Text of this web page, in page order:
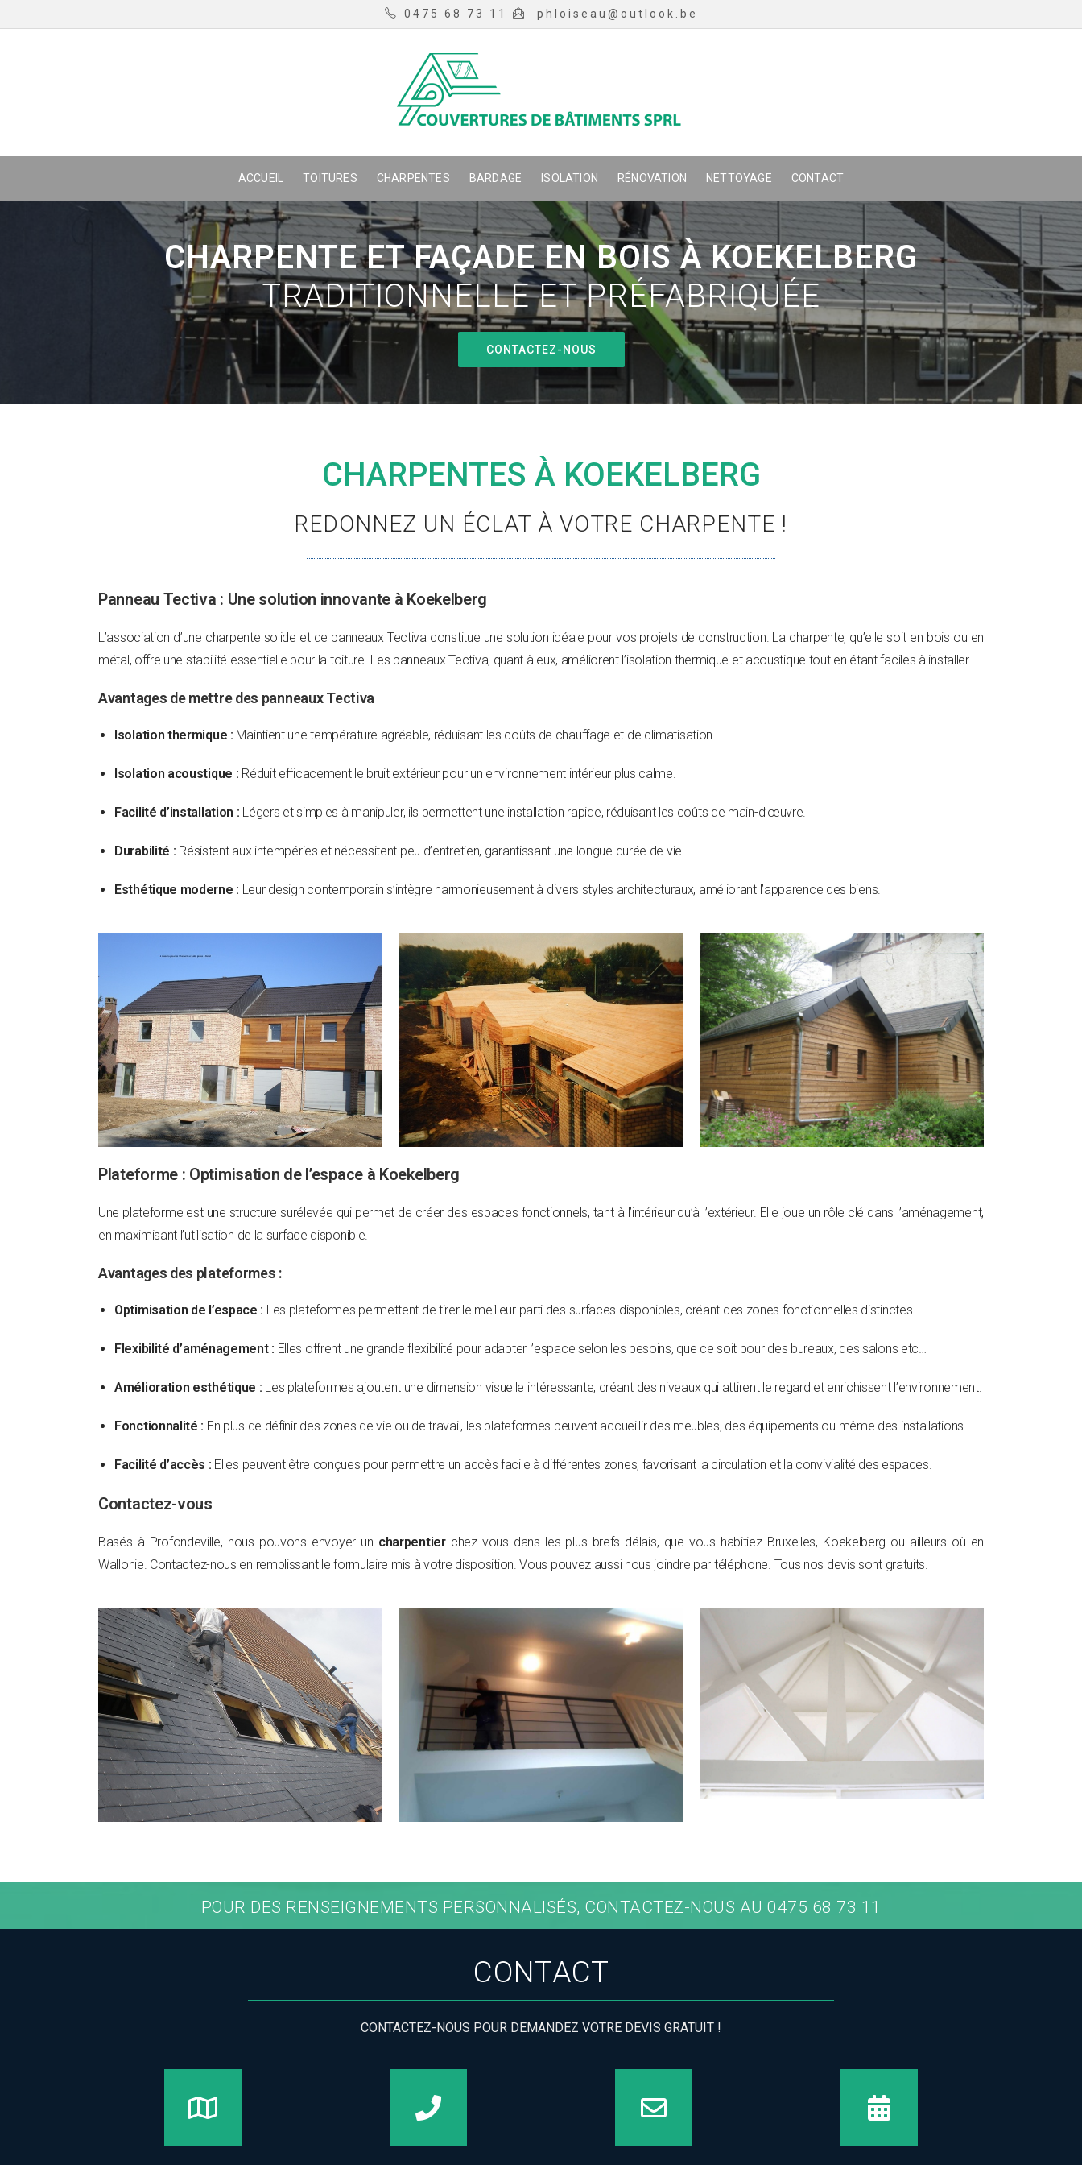
0475 68 73 11 phloiseau@outlook.be
ACCUEIL TOITURES CHARPENTES BARDAGE ISOLATION RÉNOVATION NETTOYAGE CONTACT
CHARPENTE ET FAÇADE EN BOIS À KOEKELBERG
TRADITIONNELLE ET PRÉFABRIQUÉE
CONTACTEZ-NOUS
CHARPENTES À KOEKELBERG
REDONNEZ UN ÉCLAT À VOTRE CHARPENTE !
Panneau Tectiva : Une solution innovante à Koekelberg
L’association d’une charpente solide et de panneaux Tectiva constitue une solution idéale pour vos projets de construction. La charpente, qu’elle soit en bois ou en
métal, offre une stabilité essentielle pour la toiture. Les panneaux Tectiva, quant à eux, améliorent l’isolation thermique et acoustique tout en étant faciles à installer.
Avantages de mettre des panneaux Tectiva
Isolation thermique : Maintient une température agréable, réduisant les coûts de chauffage et de climatisation.
Isolation acoustique : Réduit efficacement le bruit extérieur pour un environnement intérieur plus calme.
Facilité d’installation : Légers et simples à manipuler, ils permettent une installation rapide, réduisant les coûts de main-d’œuvre.
Durabilité : Résistent aux intempéries et nécessitent peu d’entretien, garantissant une longue durée de vie.
Esthétique moderne : Leur design contemporain s’intègre harmonieusement à divers styles architecturaux, améliorant l’apparence des biens.
Plateforme : Optimisation de l’espace à Koekelberg
Une plateforme est une structure surélevée qui permet de créer des espaces fonctionnels, tant à l’intérieur qu’à l’extérieur. Elle joue un rôle clé dans l’aménagement,
en maximisant l’utilisation de la surface disponible.
Avantages des plateformes :
Optimisation de l’espace : Les plateformes permettent de tirer le meilleur parti des surfaces disponibles, créant des zones fonctionnelles distinctes.
Flexibilité d’aménagement : Elles offrent une grande flexibilité pour adapter l’espace selon les besoins, que ce soit pour des bureaux, des salons etc…
Amélioration esthétique : Les plateformes ajoutent une dimension visuelle intéressante, créant des niveaux qui attirent le regard et enrichissent l’environnement.
Fonctionnalité : En plus de définir des zones de vie ou de travail, les plateformes peuvent accueillir des meubles, des équipements ou même des installations.
Facilité d’accès : Elles peuvent être conçues pour permettre un accès facile à différentes zones, favorisant la circulation et la convivialité des espaces.
Contactez-vous
Basés à Profondeville, nous pouvons envoyer un charpentierchez vous dans les plus brefs délais, que vous habitiez Bruxelles, Koekelberg ou ailleurs où en
Wallonie. Contactez-nous en remplissant le formulaire mis à votre disposition. Vous pouvez aussi nous joindre par téléphone. Tous nos devis sont gratuits.
POUR DES RENSEIGNEMENTS PERSONNALISÉS, CONTACTEZ-NOUS AU 0475 68 73 11
CONTACT
CONTACTEZ-NOUS POUR DEMANDEZ VOTRE DEVIS GRATUIT !